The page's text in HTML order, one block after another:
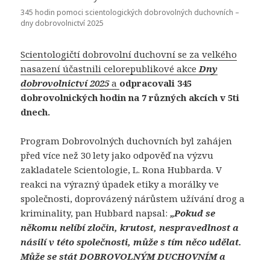
345 hodin pomoci scientologických dobrovolných duchovních –
dny dobrovolnictví 2025
Scientologičtí dobrovolní duchovní se za velkého
nasazení účastnili celorepublikové akceDny
dobrovolnictví 2025a odpracovali 345
dobrovolnických hodin na 7 různých akcích v 5ti
dnech.
Program Dobrovolných duchovních byl zahájen
před více než 30 lety jako odpověď na výzvu
zakladatele Scientologie, L. Rona Hubbarda. V
reakci na výrazný úpadek etiky a morálky ve
společnosti, doprovázený nárůstem užívání drog a
kriminality, pan Hubbard napsal:„Pokud se
někomu nelíbí zločin, krutost, nespravedlnost a
násilí v této společnosti, může s tím něco udělat.
Může se stát DOBROVOLNÝM DUCHOVNÍM a